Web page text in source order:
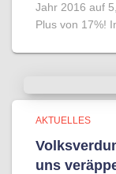
Jahr 2016 auf
Plus von 17%!
AKTUELLES
uns